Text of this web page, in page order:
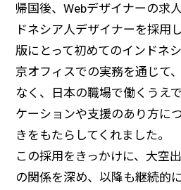
帰国後、Webデザイナーの求
ドネシア人デザイナーを採用
版にとって初めてのインドネ
京オフィスでの実務を通じて
なく、日本の職場で働くうえ
ケーションや支援のあり方に
きをもたらしてくれました。
この採用をきっかけに、大空
の関係を深め、以降も継続的